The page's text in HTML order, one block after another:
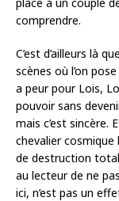
comprendre.
C’est d’ailleurs là
scènes où l’on
a peur pour Lois,
pouvoir sans
mais c’est sincère.
chevalier
de destruction
au lecteur de ne
ici, n’est pas un